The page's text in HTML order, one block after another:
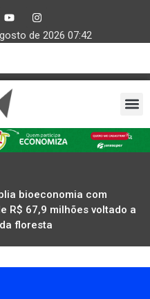
de 2026 07:42
bioeconomia com
R$ 67,9 milhões voltado a
floresta